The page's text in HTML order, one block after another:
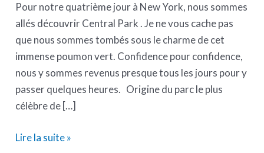
Pour notre quatrième jour à New York, nous sommes
allés découvrir Central Park . Je ne vous cache pas
que nous sommes tombés sous le charme de cet
immense poumon vert. Confidence pour confidence,
nous y sommes revenus presque tous les jours pour y
passer quelques heures. Origine du parc le plus
célèbre de […]
Lire la suite »